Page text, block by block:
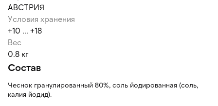
АВСТРИЯ
Условия хранения
+10 ... +18
Вес
0.8 кг
Состав
Чеснок гранулированный 80%, соль йодированная (соль,
калия йодид).